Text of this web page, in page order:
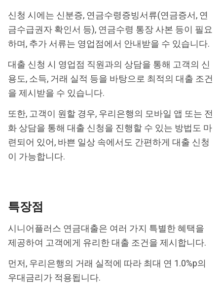
신청 시에는 신분증, 연금수령증빙서류(연금증서, 연
금수급권자 확인서 등), 연금수령 통장 사본 등이 필요
하며, 추가 서류는 영업점에서 안내받을 수 있습니다.
대출 신청 시 영업점 직원과의 상담을 통해 고객의 신
용도, 소득, 거래 실적 등을 바탕으로 최적의 대출 조건
을 제시받을 수 있습니다.
또한, 고객이 원할 경우, 우리은행의 모바일 앱 또는 전
화 상담을 통해 대출 신청을 진행할 수 있는 방법도 마
련되어 있어, 바쁜 일상 속에서도 간편하게 대출 신청
이 가능합니다.
특장점
시니어플러스 연금대출은 여러 가지 특별한 혜택을
제공하여 고객에게 유리한 대출 조건을 제시합니다.
먼저, 우리은행의 거래 실적에 따라 최대 연 1.0%p의
우대금리가 적용됩니다.